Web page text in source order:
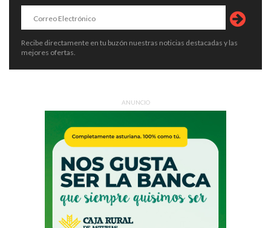
Recibe directamente en tu buzón nuestras noticias destacadas y las
mejores ofertas.
ANUNCIO